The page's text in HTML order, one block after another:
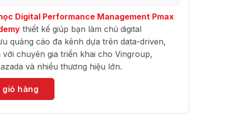
Digital Performance Management Pmax
thiết kế giúp bạn làm chủ digital
quảng cáo đa kênh dựa trên data-driven,
chuyên gia triển khai cho Vingroup,
và nhiều thương hiệu lớn.
giỏ hàng